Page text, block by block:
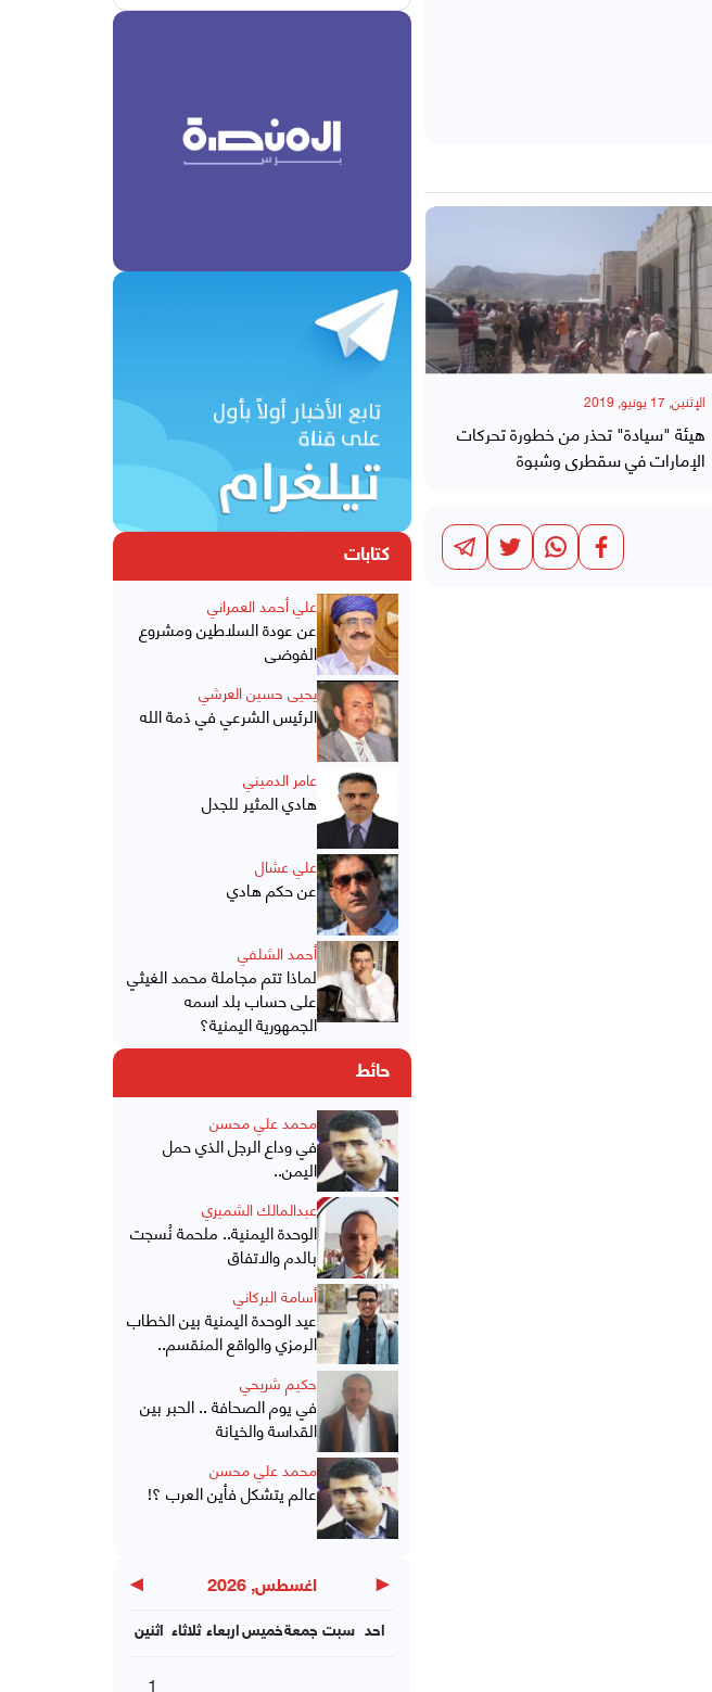
الإثنين, 17 يونيو, 2019
هيئة "سيادة" تحذر من خطورة تحركات
الإمارات في سقطرى وشبوة
كتابات
علي أحمد العمراني
عن عودة السلاطين ومشروع
الفوضى
يحيى حسين العرشي
الرئيس الشرعي في ذمة الله
عامر الدميني
هادي المثير للجدل
علي عشال
عن حكم هادي
أحمد الشلفي
لماذا تتم مجاملة محمد الغيثي
على حساب بلد اسمه
الجمهورية اليمنية؟
حائط
محمد علي محسن
في وداع الرجل الذي حمل
اليمن..
عبدالمالك الشميري
الوحدة اليمنية.. ملحمة نُسجت
بالدم والاتفاق
أسامة البركاني
عيد الوحدة اليمنية بين الخطاب
الرمزي والواقع المنقسم..
حكيم شريحي
في يوم الصحافة .. الحبر بين
القداسة والخيانة
محمد علي محسن
عالم يتشكل فأين العرب ؟!
◀ اغسطس, 2026 ▶
اثنين ثلاثاء اربعاءخميسجمعة سبت احد
1